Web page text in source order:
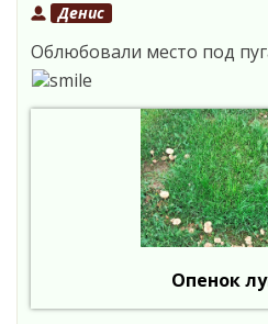
Денис
Облюбовали место под
Опенок